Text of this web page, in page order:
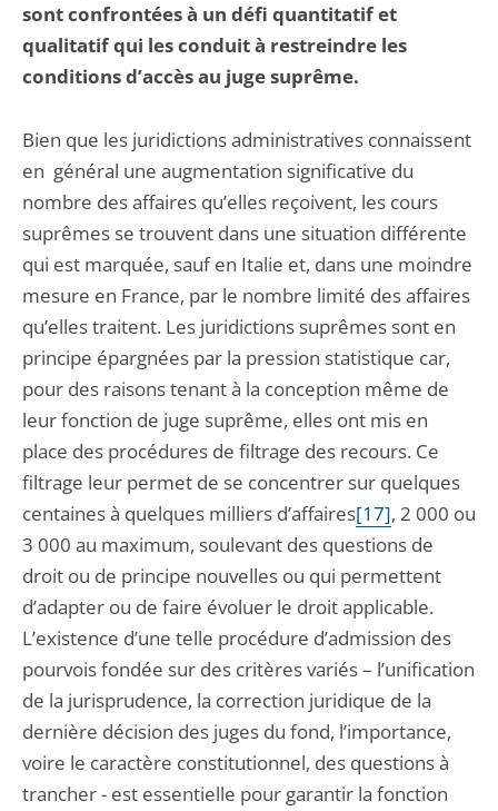
sont confrontées à un défi quantitatif et
qualitatif qui les conduit à restreindre les
conditions d’accès au juge suprême.
Bien que les juridictions administratives connaissent
en général une augmentation significative du
nombre des affaires qu’elles reçoivent, les cours
suprêmes se trouvent dans une situation différente
qui est marquée, sauf en Italie et, dans une moindre
mesure en France, par le nombre limité des affaires
qu’elles traitent. Les juridictions suprêmes sont en
principe épargnées par la pression statistique car,
pour des raisons tenant à la conception même de
leur fonction de juge suprême, elles ont mis en
place des procédures de filtrage des recours. Ce
filtrage leur permet de se concentrer sur quelques
centaines à quelques milliers d’affaires[17], 2 000 ou
3 000 au maximum, soulevant des questions de
droit ou de principe nouvelles ou qui permettent
d’adapter ou de faire évoluer le droit applicable.
L’existence d’une telle procédure d’admission des
pourvois fondée sur des critères variés – l’unification
de la jurisprudence, la correction juridique de la
dernière décision des juges du fond, l’importance,
voire le caractère constitutionnel, des questions à
trancher - est essentielle pour garantir la fonction